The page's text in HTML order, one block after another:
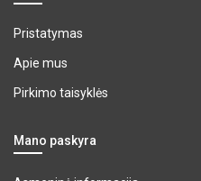
Pristatymas
Apie mus
Pirkimo taisyklės
Mano paskyra